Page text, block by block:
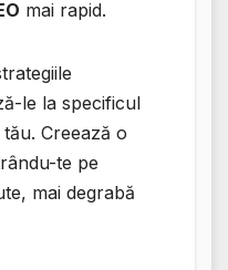
mai rapid.
le la specificul
Creează o
te pe
mai degrabă